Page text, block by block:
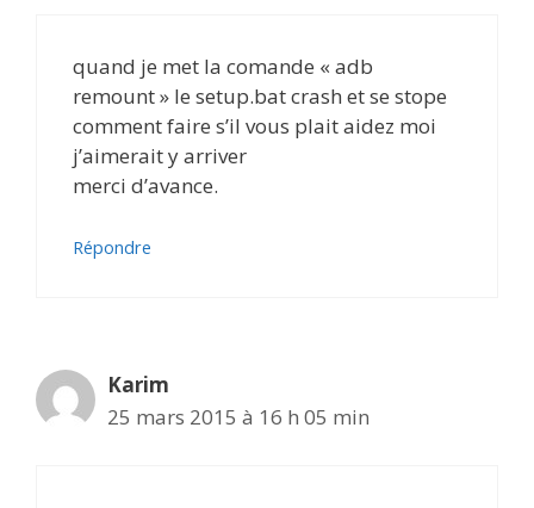
quand je met la comande « adb
remount » le setup.bat crash et se stope
comment faire s’il vous plait aidez moi
j’aimerait y arriver
merci d’avance.
Répondre
Karim
25 mars 2015 à 16 h 05 min